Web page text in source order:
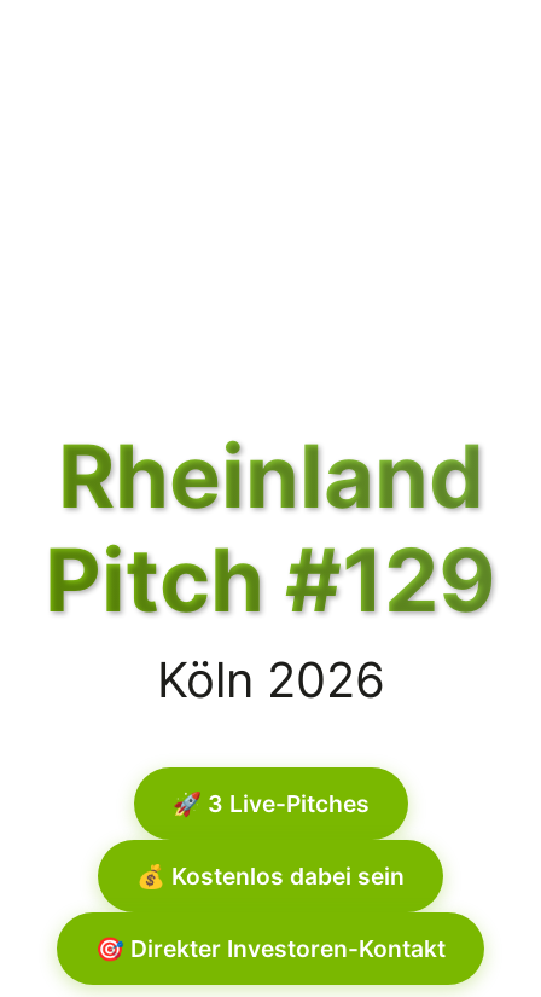
Rheinland
Pitch #129
Köln 2026
🚀 3 Live-Pitches
💰 Kostenlos dabei sein
🎯 Direkter Investoren-Kontakt